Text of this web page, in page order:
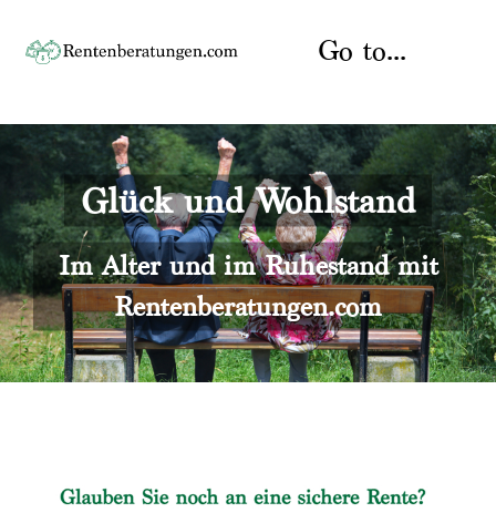
content
Go to...
Startseite
Rente
Rentenberater
Rentenversicherung
Versicherungsberatung
Über uns
Kontakt
Glück und Wohlstand
Im Alter und im Ruhestand mit
Rentenberatungen.com